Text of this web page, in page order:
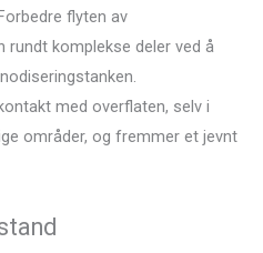
flyten av
rundt komplekse deler ved å
med overflaten, selv i
områder, og fremmer et jevnt